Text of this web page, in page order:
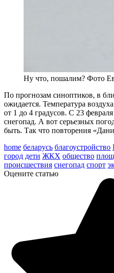
Ну что, пошалим? Фото
По прогнозам синоптиков, в
ожидается. Температура
от 1 до 4 градусов. С 23
снегопад. А вот серьезных
быть. Так что повторения
home беларусь благоустройство
город дети ЖКХ общество
происшествия снегопад спорт
Оцените статью